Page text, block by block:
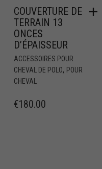
COUVERTURE DE
TERRAIN 13
ONCES
D’ÉPAISSEUR
ACCESSOIRES POUR
CHEVAL DE POLO, POUR
CHEVAL
€180.00